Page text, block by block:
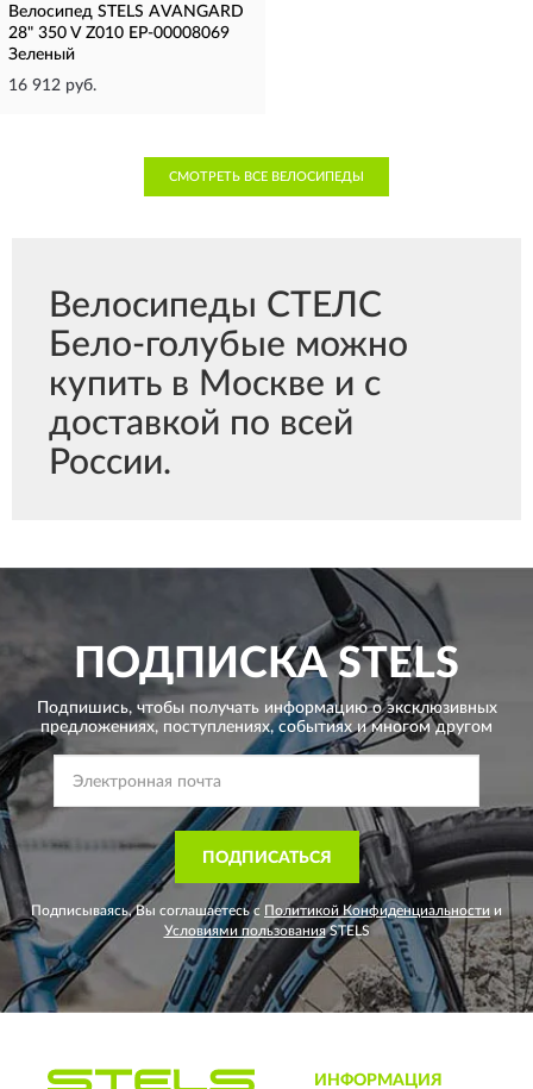
Велосипед STELS AVANGARD
28" 350 V Z010 EP-00008069
Зеленый
16 912 руб.
СМОТРЕТЬ ВСЕ ВЕЛОСИПЕДЫ
Велосипеды СТЕЛС
Бело-голубые можно
купить в Москве и с
доставкой по всей
России.
ПОДПИСКАSTELS
Подпишись, чтобы получать информацию о эксклюзивных
предложениях, поступлениях, событиях и многом другом
ПОДПИСАТЬСЯ
Подписываясь, Вы соглашаетесь с Политикой Конфиденциальности и
Условиями пользованияSTELS
ИНФОРМАЦИЯ